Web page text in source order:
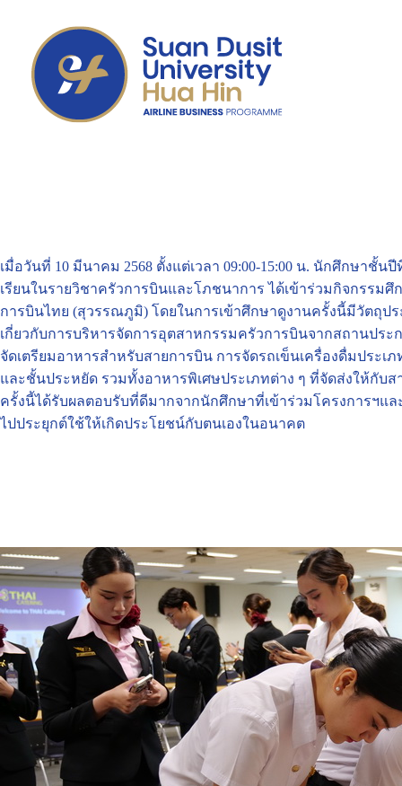
เมื่อวันที่ 10 มีนาคม 2568 ตั้งแต่เวลา 09:00-15:00 น. นักศึกษาชั้
เรียนในรายวิชาครัวการบินและโภชนาการ ได้เข้าร่วมกิจกรรมศึ
การบินไทย (สุวรรณภูมิ) โดยในการเข้าศึกษาดูงานครั้งนี้มีวัตถุป
เกี่ยวกับการบริหารจัดการอุตสาหกรรมครัวการบินจากสถานประ
จัดเตรียมอาหารสำหรับสายการบิน การจัดรถเข็นเครื่องดื่มประ
และชั้นประหยัด รวมทั้งอาหารพิเศษประเภทต่าง ๆ ที่จัดส่งให้กับ
ครั้งนี้ได้รับผลตอบรับที่ดีมากจากนักศึกษาที่เข้าร่วมโครงการฯแ
ไปประยุกต์ใช้ให้เกิดประโยชน์กับตนเองในอนาคต